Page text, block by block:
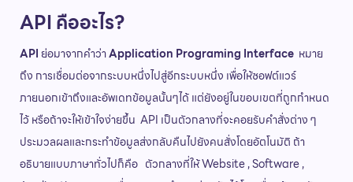
API คืออะไร?
APIย่อมาจากคำว่าApplication Programing Interface หมาย
ถึง การเชื่อมต่อจากระบบหนึ่งไปสู่อีกระบบหนึ่ง เพื่อให้ซอฟต์แวร์
ภายนอกเข้าถึงและอัพเดทข้อมูลนั้นๆได้ แต่ยังอยู่ในขอบเขตที่ถูกกำหนด
ไว้ หรือถ้าจะให้เข้าใจง่ายขึ้น API เป็นตัวกลางที่จะคอยรับคำสั่งต่าง ๆ
ประมวลผลและกระทำข้อมูลส่งกลับคืนไปยังคนสั่งโดยอัตโนมัติ ถ้า
อธิบายแบบภาษาทั่วไปก็คือ ตัวกลางที่ให้ Website , Software ,